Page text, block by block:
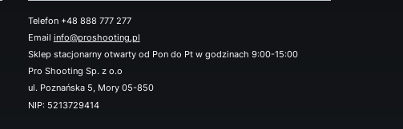
Telefon +48 888 777 277
Email info@proshooting.pl
Sklep stacjonarny otwarty od Pon do Pt w godzinach 9:00-15:00
Pro Shooting Sp. z o.o
ul. Poznańska 5, Mory 05-850
NIP: 5213729414